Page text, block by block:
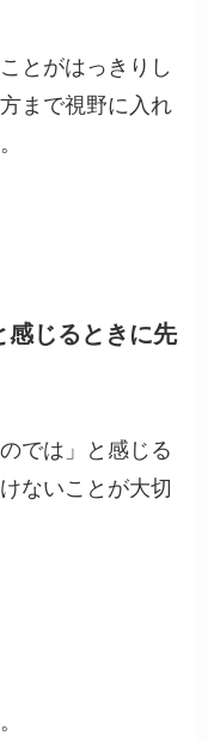
とがはっきりし
まで視野に入れ
感じるときに先
では」と感じる
ないことが大切